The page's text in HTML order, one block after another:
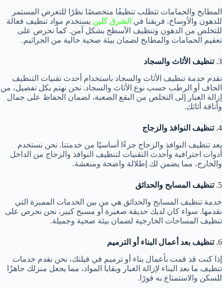
المطابخ والحمامات تتطلب تنظيفًا متخصصًا نظرًا للتعرض المستمر
للدهون والأوساخ. فريقنا في الشرق كلين يستخدم مواد تنظيف فعالة
للتخلص من الدهون وتنظيف الأسطح بشكل آمن. كما نحرص على
تعقيم الحمامات والمطابخ لضمان بيئة صحية خالية من الجراثيم.
3. تنظيف الأثاث والسجاد
نقدم خدمة تنظيف الأثاث والسجاد باستخدام أحدث تقنيات التنظيف
الجاف أو الرطب حسب نوع الأثاث والسجاد. نحن نهتم بكل تفصيل، من
إزالة الغبار إلى التخلص من البقع الصعبة، لضمان الحفاظ على جمال
وأناقة أثاثك.
4. تنظيف النوافذ والزجاج
يعد تنظيف النوافذ والزجاج جزءًا أساسيًا من خدمتنا. نحن نستخدم
أدوات احترافية وأحدث التقنيات لتنظيف النوافذ والزجاج من الداخل
والخارج، مما يضمن لك إطلالة واضحة ومنعشة.
5. تنظيف المسابح والحدائق
خدمة تنظيف المسابح والحدائق هي من بين الخدمات المميزة التي
نقدمها. سواء كان لديك حديقة صغيرة أو مسبح كبير، نحن نحرص على
تنظيف المساحات الخارجية لضمان بيئة صحية وجميلة.
6. تنظيف بعد أعمال البناء أو الترميم
إذا كنت قد قمت بأعمال بناء أو ترميم في فيلتك، نحن نقدم خدمات
تنظيف ما بعد البناء لإزالة الغبار وبقايا المواد، مما يجعل منزلك جاهزًا
للسكن والاستمتاع به فورًا.